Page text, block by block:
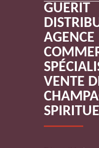
GUERIT
AGENCE
VENTE